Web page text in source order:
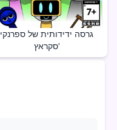
גרסה ידידותית של ספרנקי
סקראץ'